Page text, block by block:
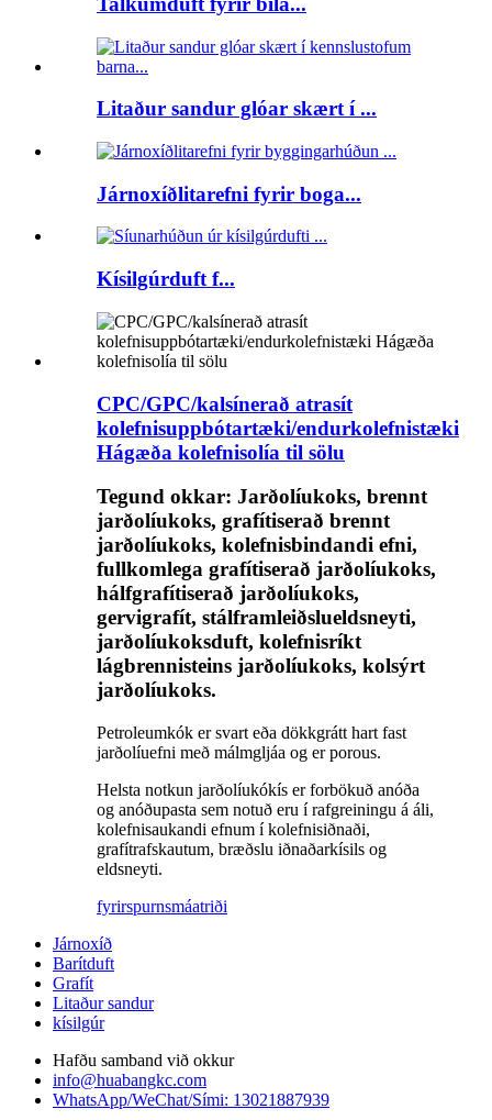
Litaður sandur glóar skært í ...
Járnoxíðlitarefni fyrir boga...
Kísilgúrduft f...
CPC/GPC/kalsínerað atrasít
kolefnisuppbótartæki/endurkolefnistæki
Hágæða kolefnisolía til sölu
Tegund okkar: Jarðolíukoks, brennt
jarðolíukoks, grafítiserað brennt
jarðolíukoks, kolefnisbindandi efni,
fullkomlega grafítiserað jarðolíukoks,
hálfgrafítiserað jarðolíukoks,
gervigrafít, stálframleiðslueldsneyti,
jarðolíukoksduft, kolefnisríkt
lágbrennisteins jarðolíukoks, kolsýrt
jarðolíukoks.
Petroleumkók er svart eða dökkgrátt hart fast
jarðolíuefni með málmgljáa og er porous.
Helsta notkun jarðolíukókís er forbökuð anóða
og anóðupasta sem notuð eru í rafgreiningu á áli,
kolefnisaukandi efnum í kolefnisiðnaði,
grafítrafskautum, bræðslu iðnaðarkísils og
eldsneyti.
fyrirspurnsmáatriði
Járnoxíð
Barítduft
Grafít
Litaður sandur
kísilgúr
Hafðu samband við okkur
info@huabangkc.com
WhatsApp/WeChat/Sími: 13021887939